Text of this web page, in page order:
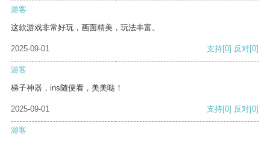
游客
这款游戏非常好玩，画面精美，玩法丰富。
2025-09-01 支持[0] 反对[0]
游客
梯子神器，ins随便看，美美哒！
2025-09-01 支持[0] 反对[0]
游客